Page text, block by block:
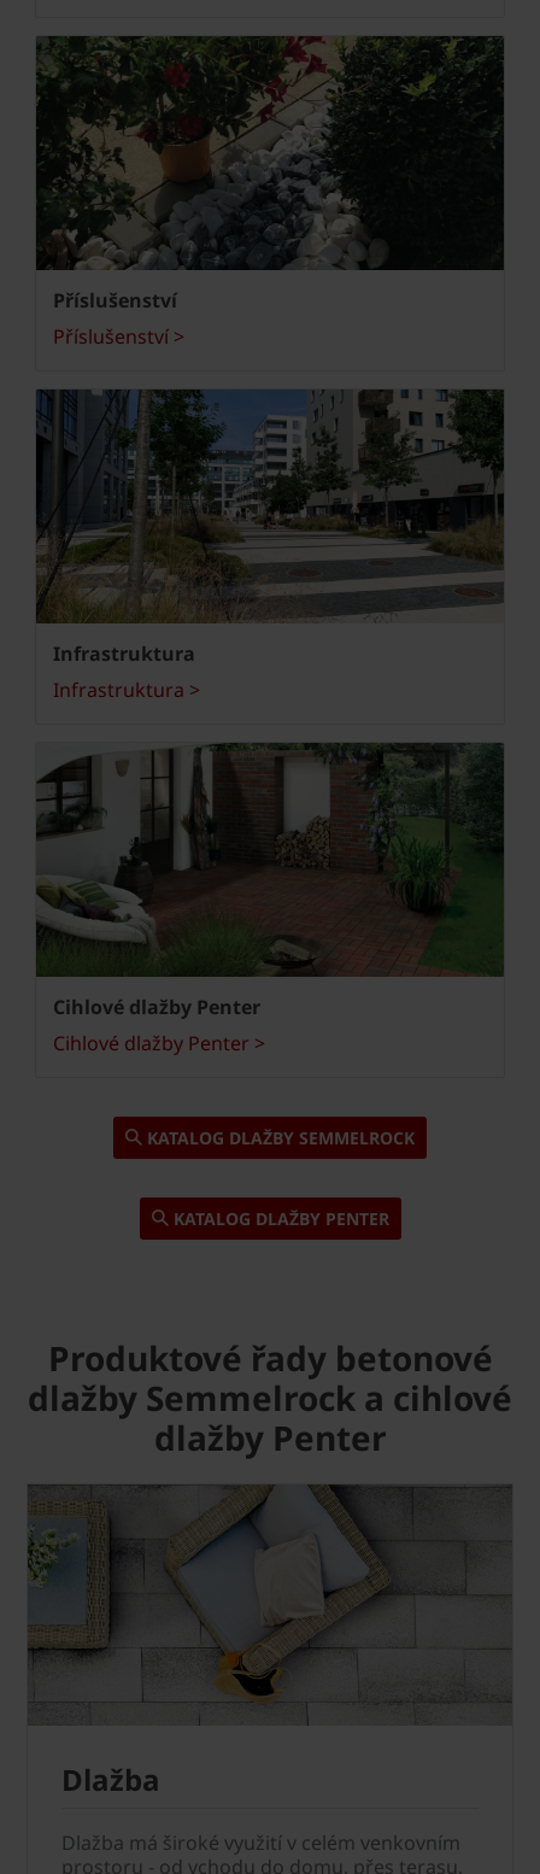
Příslušenství
Příslušenství >
Infrastruktura
Infrastruktura >
Cihlové dlažby Penter
Cihlové dlažby Penter >
KATALOG DLAŽBY SEMMELROCK
KATALOG DLAŽBY PENTER
Produktové řady betonové
dlažby Semmelrock a cihlové
dlažby Penter
Dlažba
Dlažba má široké využití v celém venkovním
prostoru - od vchodu do domu, přes terasu,